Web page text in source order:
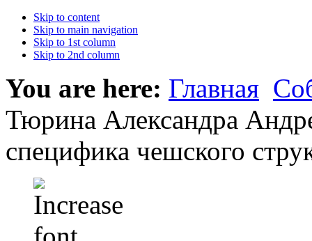
Skip to content
Skip to main navigation
Skip to 1st column
Skip to 2nd column
You are here: Главная
Тюрина Александра
специфика чешского